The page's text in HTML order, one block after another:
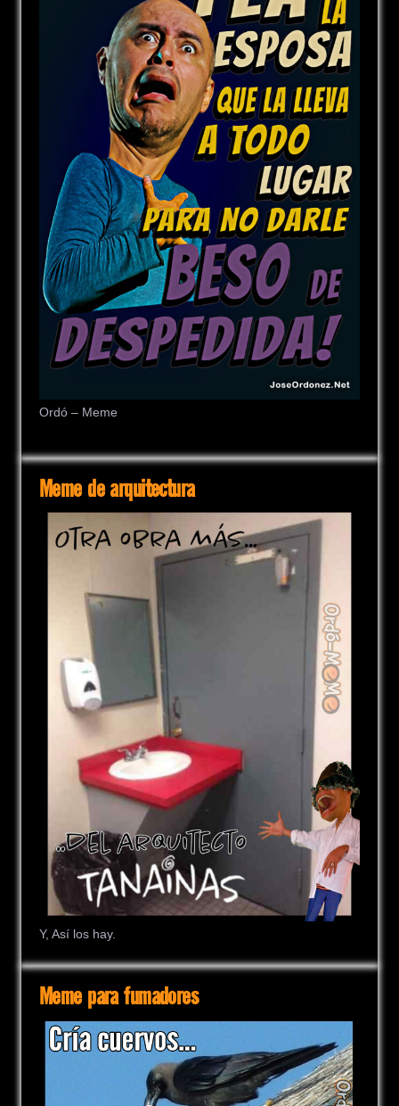
Ordó – Meme
Meme de arquitectura
Y, Así los hay.
Meme para fumadores